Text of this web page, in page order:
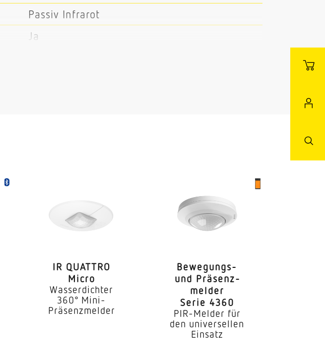
Passiv Infrarot
Ja
2,50 – 4,00 m
4,00 m
1000 W
360 °
IR QUATTRO
Micro
Wasserdichter
360° Mini-
Präsenzmelder
Bewe­gungs-
und Präsenz­
melder
Serie 4360
PIR-Melder für
den universellen
Einsatz